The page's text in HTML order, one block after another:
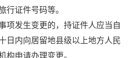
行证件号码等。
发生变更的，持证件人应当自
日内向居留地县级以上地方人民
构申请办理变更。